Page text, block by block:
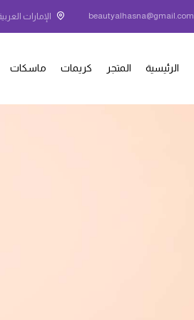
beautyalhasna@gmail.com الإمارات
الرئيسية المتجر كريمات ماسكات